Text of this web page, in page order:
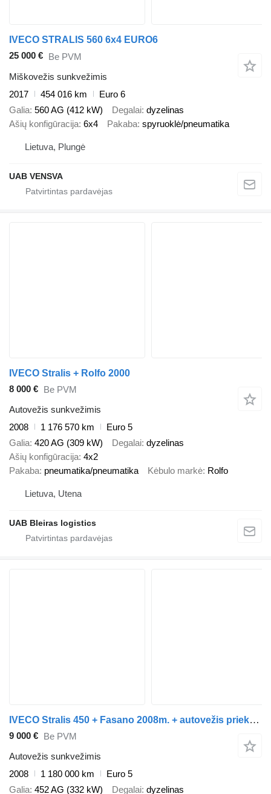
IVECO STRALIS 560 6x4 EURO6
25 000 € Be PVM
Miškovežis sunkvežimis
2017
454 016 km
Euro 6
Galia 560 AG (412 kW) Degalai dyzelinas
Ašių konfigūracija 6x4 Pakaba spyruoklė/pneumatika
Lietuva, Plungė
UAB VENSVA
IVECO Stralis + Rolfo 2000
8 000 € Be PVM
Autovežis sunkvežimis
2008
1 176 570 km
Euro 5
Galia 420 AG (309 kW) Degalai dyzelinas
Ašių konfigūracija 4x2
Pakaba pneumatika/pneumatika Kėbulo markė Rolfo
Lietuva, Utena
UAB Bleiras logistics
IVECO Stralis 450 + Fasano 2008m. + autovežis priekaba
9 000 € Be PVM
Autovežis sunkvežimis
2008
1 180 000 km
Euro 5
Galia 452 AG (332 kW) Degalai dyzelinas